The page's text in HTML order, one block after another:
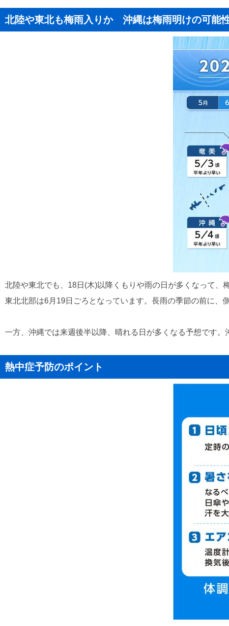
北陸や東北も梅雨入りか 沖縄は梅雨明けの可能
北陸や東北でも、18日(木)以降くもりや雨の日が多くなって
東北北部は6月19日ごろとなっています。長雨の季節の前に、
一方、沖縄では来週後半以降、晴れる日が多くなる予想です
熱中症予防のポイント